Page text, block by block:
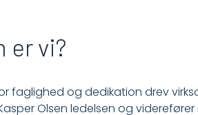
er vi?
faglighed og dedikation drev
Olsen ledelsen og